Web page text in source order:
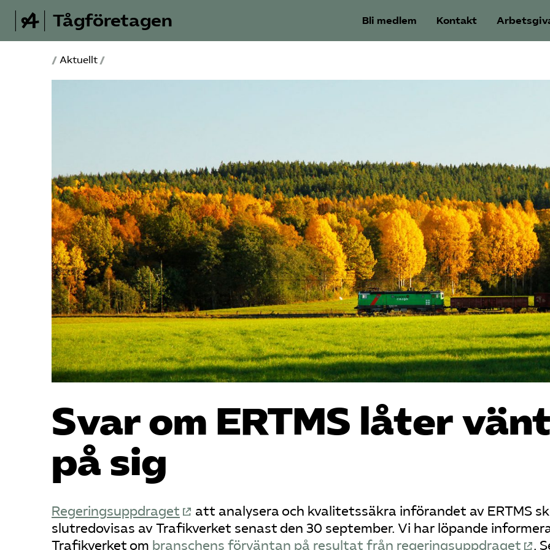
Tågföretagen Bli medlem Kontakt
/ Aktuellt /
Svar om ERTMS låter
på sig
Regeringsuppdraget
att analysera och kvalitetssäkra införandet av ERTMS
slutredovisas av Trafikverket senast den 30 september. Vi har löpande
Trafikverket om branschens förväntan på resultat från regeringsuppdraget
.